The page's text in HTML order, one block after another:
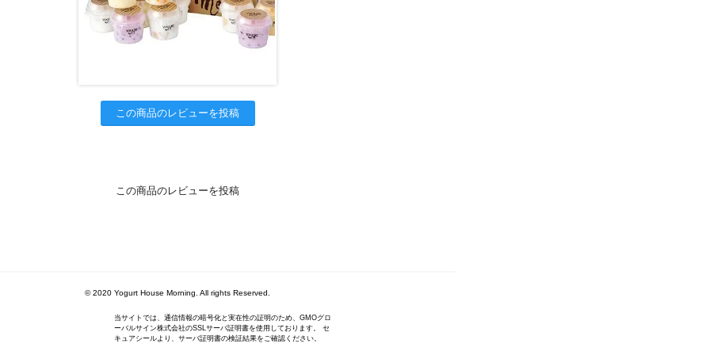
この商品のレビューを投稿
この商品のレビューを投稿
© 2020 Yogurt House Morning. All rights Reserved.
当サイトでは、通信情報の暗号化と実在性の証明のため、GMOグロ
ーバルサイン株式会社のSSLサーバ証明書を使用しております。 セ
キュアシールより、サーバ証明書の検証結果をご確認ください。